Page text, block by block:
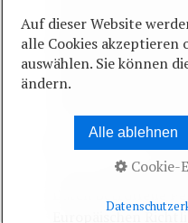
möchte, kann sie
Mitarbeiter des für
Verantwortlichen
Ostsee-Pyrotechnik
der Verarbeitung
f) Recht auf
Jede von der
Europäischen
Auf dieser Website
alle Cookies
auswählen. Sie können
ändern.
Alle ablehnen
Cookie-